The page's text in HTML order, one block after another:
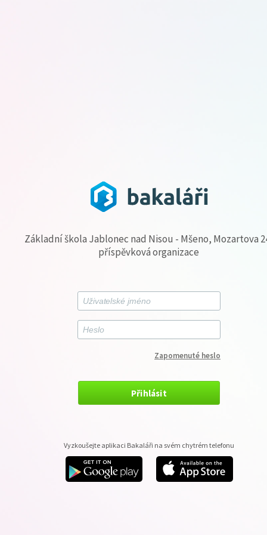
Základní škola Jablonec nad Nisou - Mšeno, Mozartova
příspěvková organizace
Zapomenuté heslo
Přihlásit
Vyzkoušejte aplikaci Bakaláři na svém chytrém telefonu